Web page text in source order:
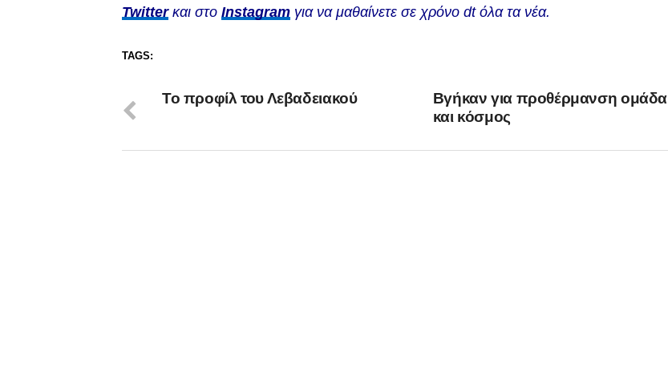
Twitterκαι στο Instagram για να μαθαίνετε σε χρόνο dt όλα τα νέα.
TAGS:
Βγήκαν για προθέρμανση ομάδα
και κόσμος
Το προφίλ του Λεβαδειακού